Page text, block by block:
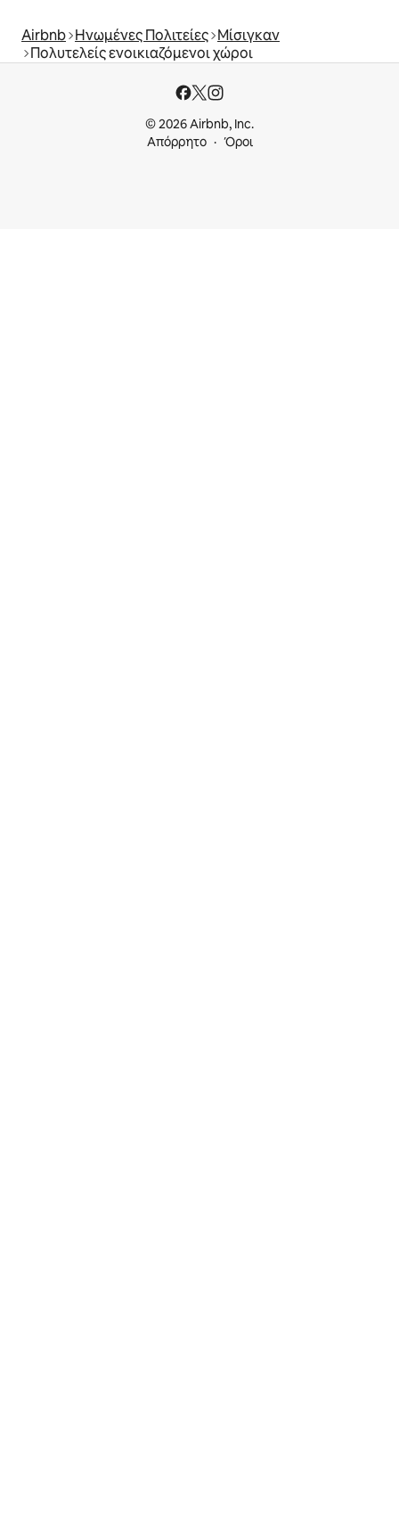
Airbnb Ηνωμένες Πολιτείες Μίσιγκαν
Πολυτελείς ενοικιαζόμενοι χώροι
© 2026 Airbnb, Inc.
Απόρρητο
Όροι